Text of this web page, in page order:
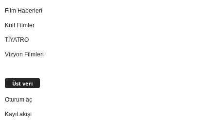
Film Haberleri
Kült Filmler
TİYATRO
Vizyon Filmleri
Üst veri
Oturum aç
Kayıt akışı